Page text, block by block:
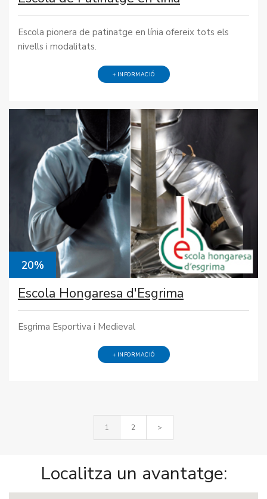
Escola pionera de patinatge en línia ofereix tots els
nivells i modalitats.
+ INFORMACIÓ
20%
Escola Hongaresa d'Esgrima
Esgrima Esportiva i Medieval
+ INFORMACIÓ
1 2 >
Localitza un avantatge: